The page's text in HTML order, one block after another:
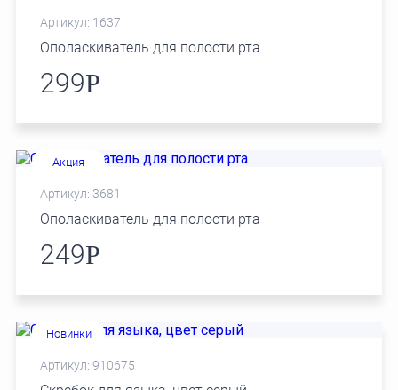
Артикул: 1637
Ополаскиватель для полости рта
299Р
Акция
Артикул: 3681
Ополаскиватель для полости рта
249Р
Новинки
Артикул: 910675